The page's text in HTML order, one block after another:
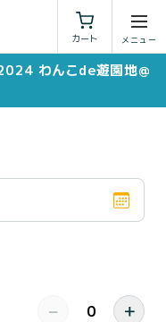
カート
特定商取引法に基づく表示
わんこde遊園地＠
− ＋